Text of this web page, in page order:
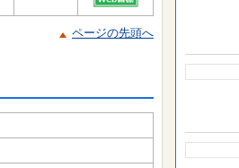
ページの先頭へ